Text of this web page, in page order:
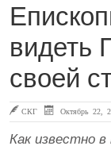
видеть
своей
СКГ Октябрь 22,
Как известно